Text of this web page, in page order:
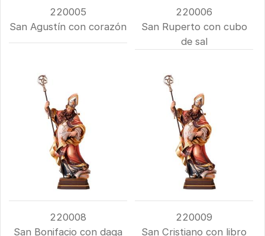
220005
San Agustín con corazón
220006
San Ruperto con cubo
de sal
220008
San Bonifacio con daga
220009
San Cristiano con libro